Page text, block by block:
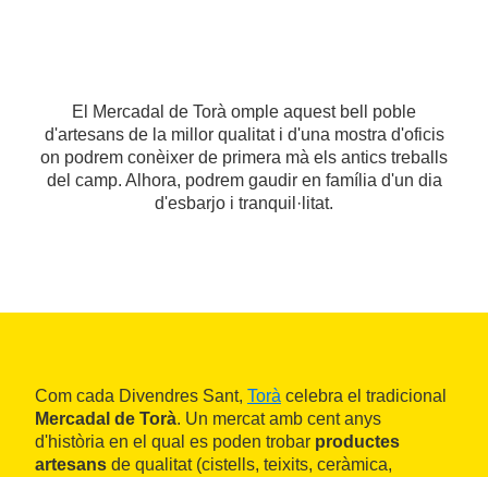
El Mercadal de Torà omple aquest bell poble
d'artesans de la millor qualitat i d'una mostra d'oficis
on podrem conèixer de primera mà els antics treballs
del camp. Alhora, podrem gaudir en família d'un dia
d'esbarjo i tranquil·litat.
Com cada Divendres Sant, Torà celebra el tradicional
Mercadal de Torà. Un mercat amb cent anys
d'història en el qual es poden trobar productes
artesans de qualitat (cistells, teixits, ceràmica,